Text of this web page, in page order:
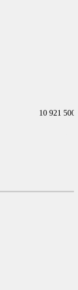
10 921 500